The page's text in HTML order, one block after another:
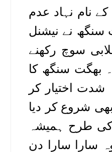
نام نہاد عدم
گیا۔ 1923ء میں بھگت سنگھ نے نیشنل
سوچ رکھنے
بھگت سنگھ کا
شدت اختیار کر
شروع کر دیا
کی طرح ہمیشہ
سارا سارا دن